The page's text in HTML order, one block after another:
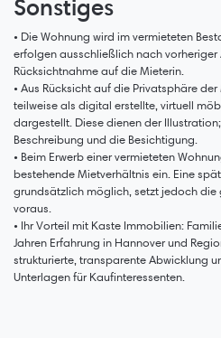
Sonstiges
• Die Wohnung wird im vermieteten
erfolgen ausschließlich nach
Rücksichtnahme auf die Mieterin.
• Aus Rücksicht auf die Privatsphäre
teilweise als digital erstellte, virtuell
dargestellt. Diese dienen der
Beschreibung und die Besichtigung.
• Beim Erwerb einer vermieteten
bestehende Mietverhältnis ein. Eine
grundsätzlich möglich, setzt jedoch die
voraus.
• Ihr Vorteil mit Kaste Immobilien:
Jahren Erfahrung in Hannover und
strukturierte, transparente Abwicklung
Unterlagen für Kaufinteressenten.